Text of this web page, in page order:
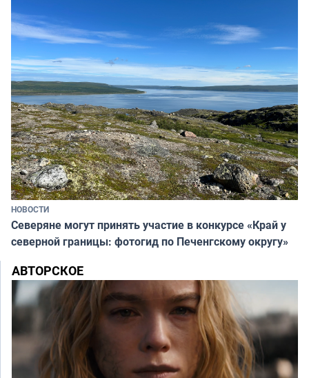
НОВОСТИ
Северяне могут принять участие в конкурсе «Край у
северной границы: фотогид по Печенгскому округу»
АВТОРСКОЕ